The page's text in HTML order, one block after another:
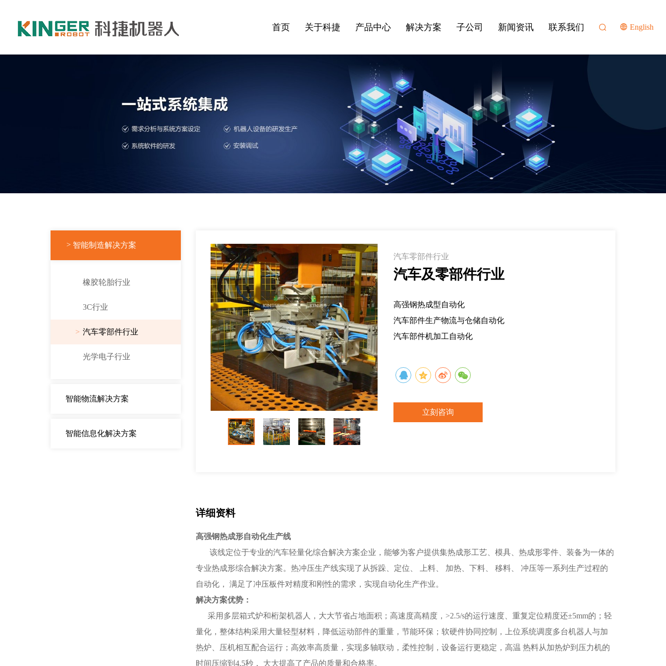
English
首页 关于科捷 产品中心 解决方案 子公司 新闻资讯 联系我们
智能制造解决方案
橡胶轮胎行业
3C行业
汽车零部件行业
光学电子行业
智能物流解决方案
智能信息化解决方案
汽车零部件行业
汽车及零部件行业
高强钢热成型自动化
汽车部件生产物流与仓储自动化
汽车部件机加工自动化
立刻咨询
详细资料
高强钢热成形自动化生产线
该线定位于专业的汽车轻量化综合解决方案企业，能够为客户提供集热成形工艺、模具、热成形零件、装备为一体的
专业热成形综合解决方案。热冲压生产线实现了从拆跺、定位、 上料、 加热、下料、 移料、 冲压等一系列生产过程的
自动化， 满足了冲压板件对精度和刚性的需求，实现自动化生产作业。
解决方案优势：
采用多层箱式炉和桁架机器人，大大节省占地面积；高速度高精度，>2.5/s的运行速度、重复定位精度还±5mm的；轻
量化，整体结构采用大量轻型材料，降低运动部件的重量，节能环保；软硬件协同控制，上位系统调度多台机器人与加
热炉、压机相互配合运行；高效率高质量，实现多轴联动，柔性控制，设备运行更稳定，高温 热料从加热炉到压力机的
时间压缩到4.5秒， 大大提高了产品的质量和合格率。